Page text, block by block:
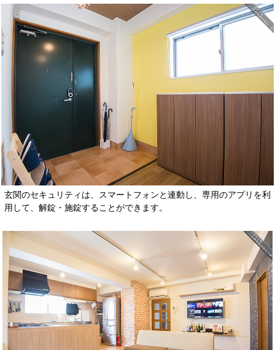
玄関のセキュリティは、スマートフォンと連動し、専用のアプリを利
用して、解錠・施錠することができます。